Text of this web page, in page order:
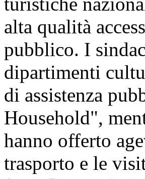
alta qualità
pubblico. I
dipartimenti
di assistenza
Household",
hanno offerto
trasporto e le